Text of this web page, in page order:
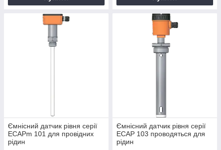
Ємнісний датчик рівня серії
ECAPm 101 для провідних
рідин
Ємнісний датчик рівня серії
ECAP 103 проводяться для
рідин